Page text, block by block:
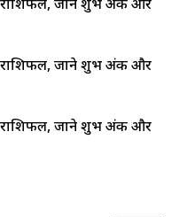
जाने शुभ अंक और
जाने शुभ अंक और